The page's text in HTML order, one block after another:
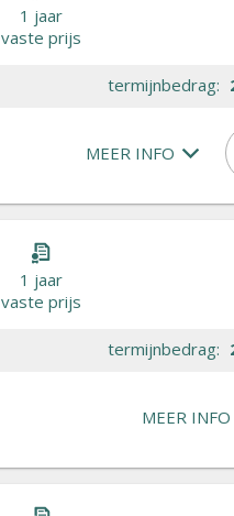
1 jaar
vaste prijs
termijnbedrag:
MEER INFO
1 jaar
vaste prijs
termijnbedrag:
MEER INFO